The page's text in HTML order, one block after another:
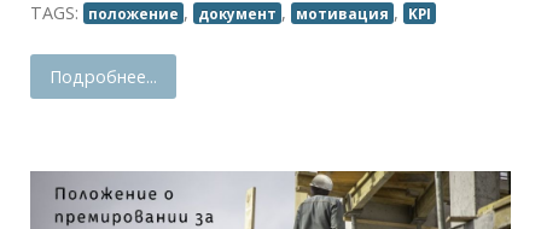
TAGS: положение , документ , мотивация , KPI
Подробнее...